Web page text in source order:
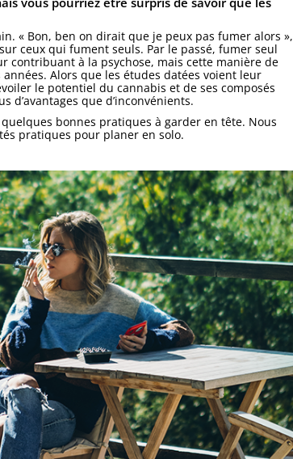
« Bon, ben on dirait que je peux pas fumer alors »,
ceux qui fument seuls. Par le passé, fumer seul
contribuant à la psychose, mais cette manière de
Alors que les études datées voient leur
le potentiel du cannabis et de ses composés
que d’inconvénients.
bonnes pratiques à garder en tête. Nous
pratiques pour planer en solo.